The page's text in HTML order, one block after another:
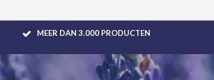
MEER DAN 3.000 PRODUCTEN